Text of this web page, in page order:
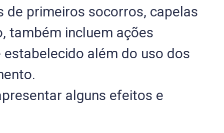
de primeiros socorros, capelas
também incluem ações
além do uso dos
alguns efeitos e